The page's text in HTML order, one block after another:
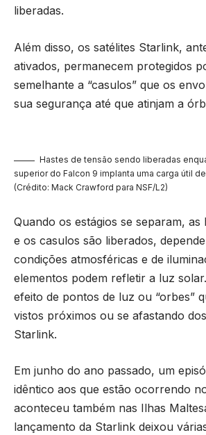
liberadas.
Além disso, os satélites Starlink,
ativados, permanecem protegidos
semelhante a “casulos” que os
sua segurança até que atinjam a
Hastes de tensão sendo liberadas
superior do Falcon 9 implanta uma carga útil
(Crédito: Mack Crawford para NSF/L2)
Quando os estágios se separam, as
e os casulos são liberados,
condições atmosféricas e de
elementos podem refletir a luz
efeito de pontos de luz ou “orbes”
vistos próximos ou se afastando
Starlink.
Em junho do ano passado, um
idêntico aos que estão ocorrendo
aconteceu também nas Ilhas
lançamento da Starlink deixou